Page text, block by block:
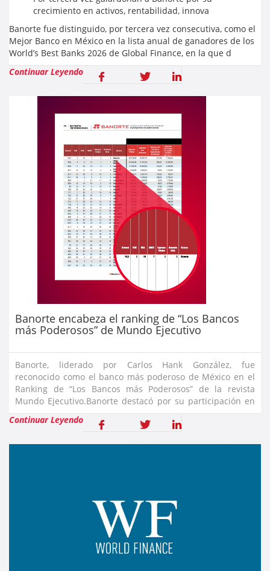
crecimiento en activos, rentabilidad, innova
Banorte fue distinguido, por tercera vez consecutiva, como el
Mejor Banco en México en la lista anual de ganadores de los
World’s Best Banks 2026 de Global Finance, en la que d
Continuar Leyendo
Banorte encabeza el ranking de “Los Bancos
más Poderosos” de Mundo Ejecutivo
Banorte, liderado por Carlos Hank González, fue
reconocido como el banco más poderoso de México en el
Ranking de “Los Bancos más Poderosos” de la revista
Mundo Ejecutivo.Banorte destacó por su participación en
el mercado crediticio y el crecimiento de sus activos, con
un enfoque crecie
Continuar Leyendo